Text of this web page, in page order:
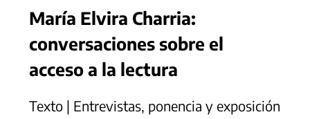
María Elvira Charria:
conversaciones sobre el
acceso a la lectura
Texto | Entrevistas, ponencia y exposición